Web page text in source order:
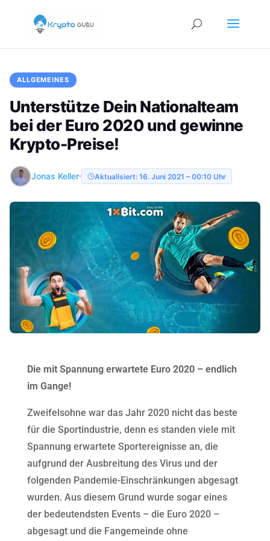
ALLGEMEINES
Unterstütze Dein Nationalteam
bei der Euro 2020 und gewinne
Krypto-Preise!
Jonas Keller Aktualisiert: 16. Juni 2021 – 00:10 Uhr
Die mit Spannung erwartete Euro 2020 – endlich
im Gange!
Zweifelsohne war das Jahr 2020 nicht das beste
für die Sportindustrie, denn es standen viele mit
Spannung erwartete Sportereignisse an, die
aufgrund der Ausbreitung des Virus und der
folgenden Pandemie-Einschränkungen abgesagt
wurden. Aus diesem Grund wurde sogar eines
der bedeutendsten Events – die Euro 2020 –
abgesagt und die Fangemeinde ohne